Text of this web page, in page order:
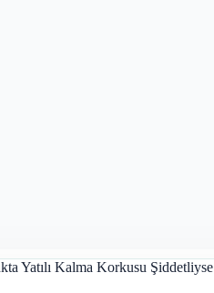
Yatılı Kalma Korkusu Şiddetliyse